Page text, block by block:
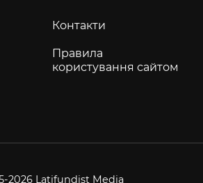
Контакти
Правила
користування сайтом
2026 Latifundist Media